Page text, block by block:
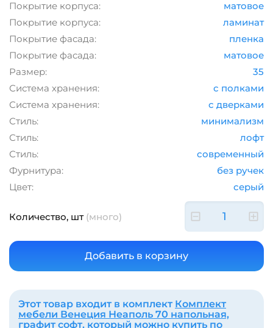
Покрытие корпуса:
матовое
Покрытие корпуса:
ламинат
Покрытие фасада:
пленка
Покрытие фасада:
матовое
Размер:
35
Система хранения:
с полками
Система хранения:
с дверками
Стиль:
минимализм
Стиль:
лофт
Стиль:
современный
Фурнитура:
без ручек
Цвет:
серый
Количество, шт (много)
Этот товар входит в комплект Комплект
мебели Венеция Неаполь 70 напольная,
графит софт, который можно купить по